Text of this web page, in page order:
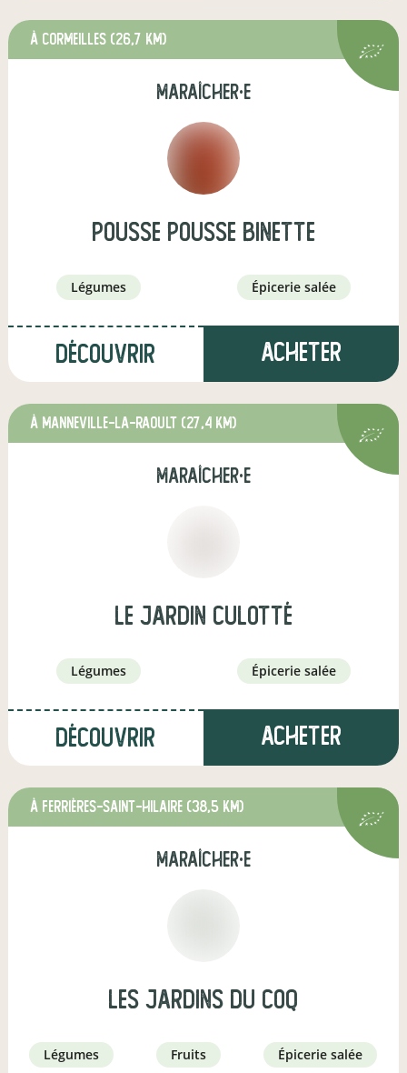
à Cormeilles (26,7 km)
maraîcher·e
Pousse pousse binette
légumes épicerie salée
Découvrir Acheter
à Manneville-la-Raoult (27,4 km)
maraîcher·e
Le jardin Culotté
légumes épicerie salée
Découvrir Acheter
à Ferrières-Saint-Hilaire (38,5 km)
maraîcher·e
les jardins du coq
légumes fruits épicerie salée